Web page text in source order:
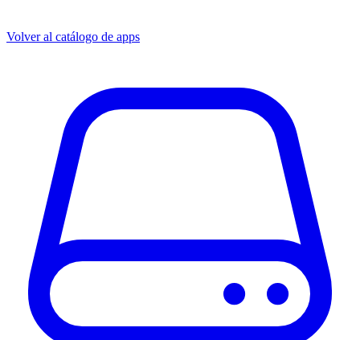
Volver al catálogo de apps